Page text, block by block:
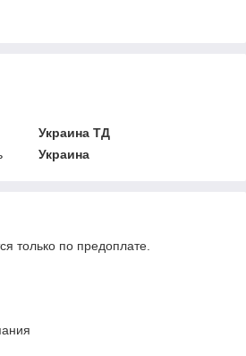
Украина ТД
Украина
только по предоплате.